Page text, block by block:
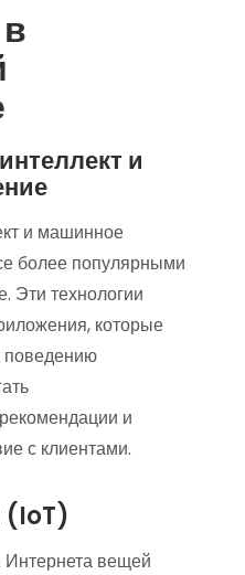
и
и машинное
более популярными
Эти технологии
которые
поведению
и
с клиентами.
(IoT)
вещей